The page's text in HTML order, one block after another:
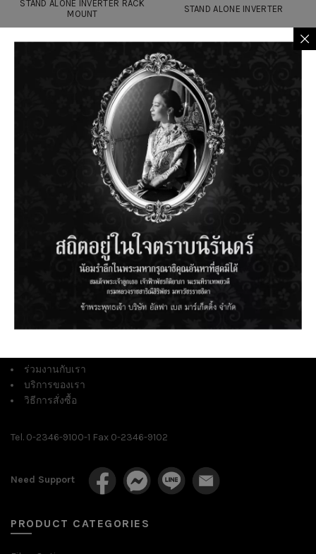
STAND ALONE INVERTER RACK
MOUNT
STAND ALONE INVERTER
Alfa Base Marketing Co., Ltd.
Address 582/5 Ladkrabang Rd., Ladkrabang, Bangkok 10520 |
เลขที่ 582/5 ถนนลาดกระบัง แขวงลาดกระบัง เขตลาดกระบัง
ร่วมงานกับเรา
บริการของเรา
วิธีการสั่งซื้อ
Tel. 0-2346-9100-1 Fax 0-2346-9102
Need Support
PRODUCT CATEGORIES